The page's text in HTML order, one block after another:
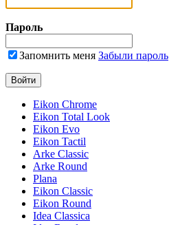
Пароль
Запомнить меня Забыли пароль
Eikon Chrome
Eikon Total Look
Eikon Evo
Eikon Tactil
Arke Classic
Arke Round
Plana
Eikon Classic
Eikon Round
Idea Classica